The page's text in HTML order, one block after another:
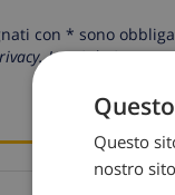
con * sono
I tuoi dati
Questo
nostro